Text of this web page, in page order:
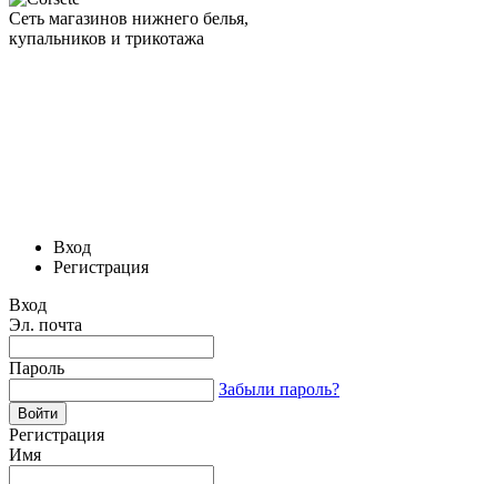
Сеть магазинов нижнего белья,
купальников и трикотажа
Вход
Регистрация
Вход
Эл. почта
Пароль
Забыли пароль?
Регистрация
Имя